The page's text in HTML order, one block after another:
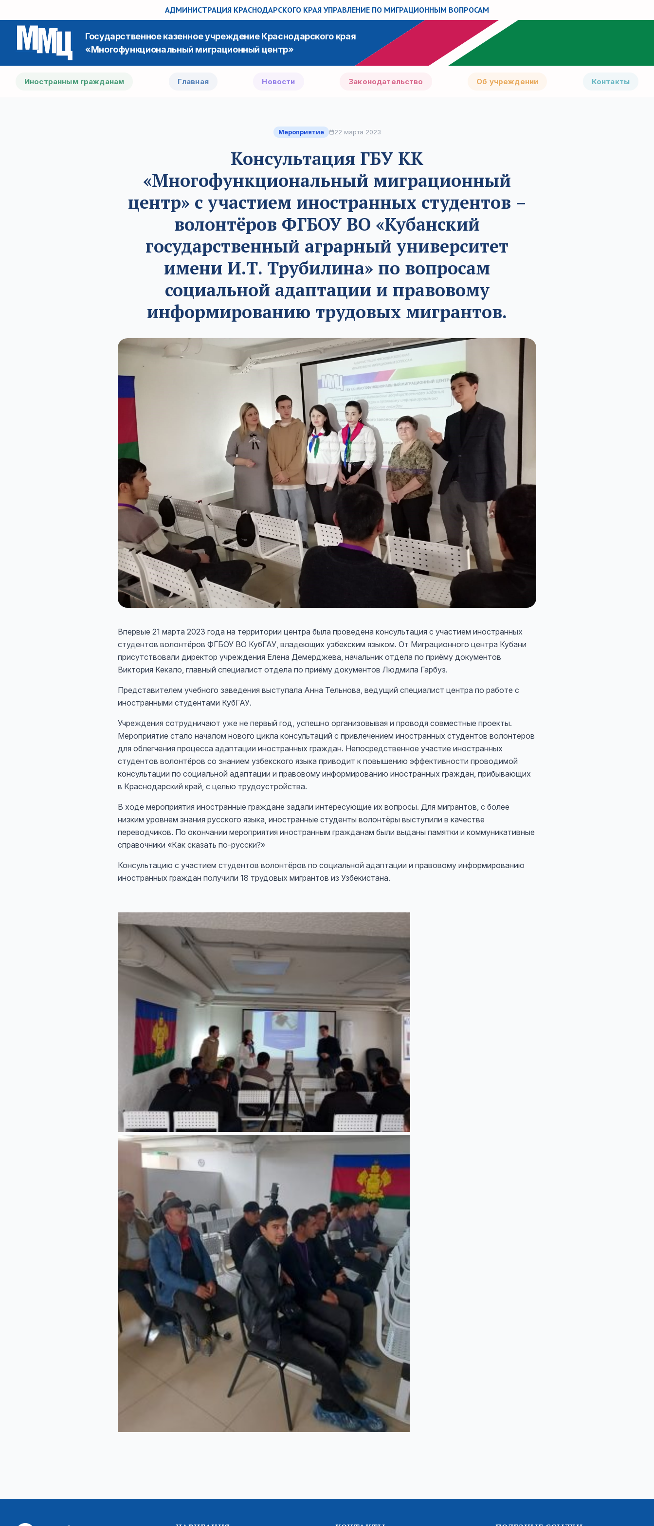
АДМИНИСТРАЦИЯ КРАСНОДАРСКОГО КРАЯ УПРАВЛЕНИЕ ПО МИГРАЦИОННЫМ ВОПРОСАМ
Государственное казенное учреждение Краснодарского края
«Многофункциональный миграционный центр»
Иностранным гражданам Главная Новости Законодательство Об учреждении Контакты
Мероприятие 22 марта 2023
Консультация ГБУ КК
«Многофункциональный миграционный
центр» с участием иностранных студентов –
волонтёров ФГБОУ ВО «Кубанский
государственный аграрный университет
имени И.Т. Трубилина» по вопросам
социальной адаптации и правовому
информированию трудовых мигрантов.
Впервые 21 марта 2023 года на территории центра была проведена консультация с участием иностранных
студентов волонтёров ФГБОУ ВО КубГАУ, владеющих узбекским языком. От Миграционного центра Кубани
присутствовали директор учреждения Елена Демерджева, начальник отдела по приёму документов
Виктория Кекало, главный специалист отдела по приёму документов Людмила Гарбуз.
Представителем учебного заведения выступала Анна Тельнова, ведущий специалист центра по работе с
иностранными студентами КубГАУ.
Учреждения сотрудничают уже не первый год, успешно организовывая и проводя совместные проекты.
Мероприятие стало началом нового цикла консультаций с привлечением иностранных студентов волонтеров
для облегчения процесса адаптации иностранных граждан. Непосредственное участие иностранных
студентов волонтёров со знанием узбекского языка приводит к повышению эффективности проводимой
консультации по социальной адаптации и правовому информированию иностранных граждан, прибывающих
в Краснодарский край, с целью трудоустройства.
В ходе мероприятия иностранные граждане задали интересующие их вопросы. Для мигрантов, с более
низким уровнем знания русского языка, иностранные студенты волонтёры выступили в качестве
переводчиков. По окончании мероприятия иностранным гражданам были выданы памятки и коммуникативные
справочники «Как сказать по-русски?»
Консультацию с участием студентов волонтёров по социальной адаптации и правовому информированию
иностранных граждан получили 18 трудовых мигрантов из Узбекистана.